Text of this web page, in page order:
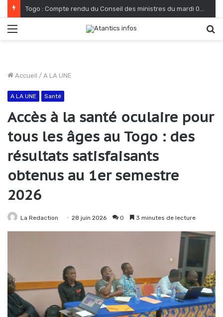
Togo : Compte rendu du Conseil des ministres du mardi 04 août 2026
Accueil / A LA UNE
A LA UNE Santé
Accès à la santé oculaire pour
tous les âges au Togo : des
résultats satisfaisants
obtenus au 1er semestre
2026
La Redaction 28 juin 2026 0 3 minutes de lecture